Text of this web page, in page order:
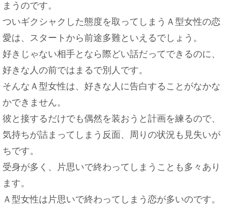
まうのです。
ついギクシャクした態度を取ってしまうＡ型女性の恋
愛は、スタートから前途多難といえるでしょう。
好きじゃない相手となら際どい話だってできるのに、
好きな人の前ではまるで別人です。
そんなＡ型女性は、好きな人に告白することがなかな
かできません。
彼と接するだけでも偶然を装おうと計画を練るので、
気持ちが詰まってしまう反面、周りの状況も見失いが
ちです。
受身が多く、片思いで終わってしまうことも多々あり
ます。
Ａ型女性は片思いで終わってしまう恋が多いのです。